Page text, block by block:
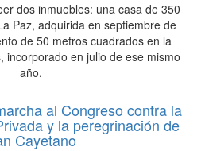
dos inmuebles: una casa de 350
Paz, adquirida en septiembre de
de 50 metros cuadrados en la
incorporado en julio de ese mismo
año.
al Congreso contra la
y la peregrinación de
Cayetano